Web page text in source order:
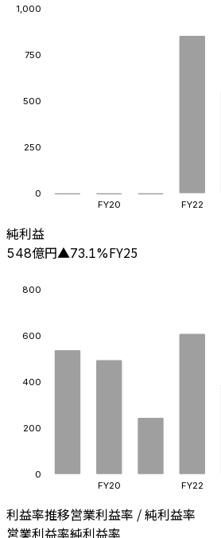
0
250
500
750
1,000
FY20 FY22
純利益
548億円▲73.1%FY25
0
200
400
600
800
FY20 FY22
利益率推移営業利益率 / 純利益率
営業利益率純利益率